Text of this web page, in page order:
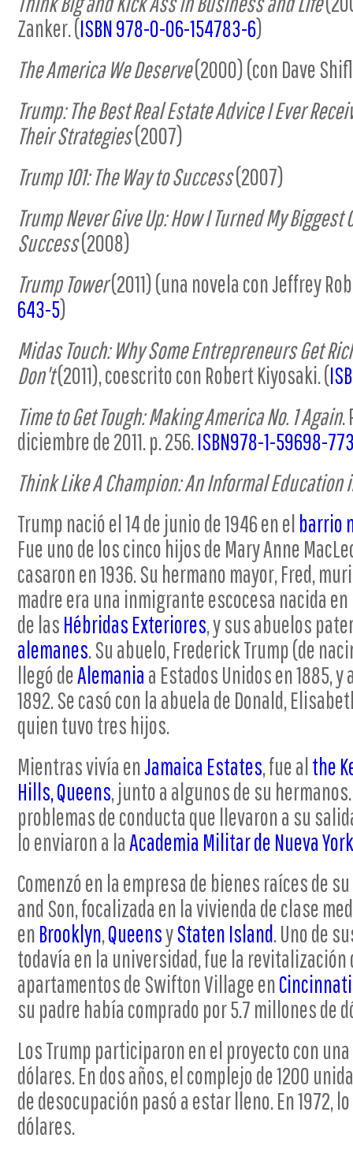
Zanker. (ISBN 978-0-06-154783-6)
The America We Deserve(2000) (con Dave
Trump: The Best Real Estate Advice I Ever
Their Strategies(2007)
Trump 101: The Way to Success(2007)
Trump Never Give Up: How I Turned My
Success(2008)
Trump Tower(2011) (una novela con Jeffrey
643-5)
Midas Touch: Why Some Entrepreneurs Get
Don't(2011), coescrito con Robert Kiyosaki. (
Time to Get Tough: Making America No. 1 Again.
diciembre de 2011. p. 256.ISBN978-1-59698-
Think Like A Champion: An Informal Education
Trump nació el 14 de junio de 1946 en el barrio
Fue uno de los cinco hijos de Mary Anne
casaron en 1936. Su hermano mayor, Fred,
madre era una inmigrante escocesa nacida
de las Hébridas Exteriores, y sus abuelos
alemanes. Su abuelo, Frederick Trump (de
llegó deAlemania a Estados Unidos en 1885,
1892. Se casó con la abuela de Donald,
quien tuvo tres hijos.
Mientras vivía enJamaica Estates, fue al the
Hills, Queens, junto a algunos de su
problemas de conducta que llevaron a su
lo enviaron a laAcademia Militar de Nueva York
Comenzó en la empresa de bienes raíces de
and Son, focalizada en la vivienda de clase
en Brooklyn,QueensyStaten Island. Uno de
todavía en la universidad, fue la revitalización
apartamentos de Swifton Village enCincinnati
su padre había comprado por 5.7 millones de
Los Trump participaron en el proyecto con
dólares. En dos años, el complejo de 1200
de desocupación pasó a estar lleno. En 1972,
dólares.